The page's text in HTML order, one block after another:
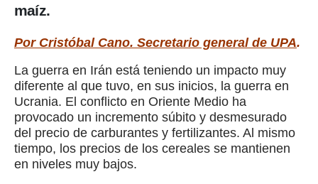
maíz.
Por Cristóbal Cano. Secretario general de UPA.
La guerra en Irán está teniendo un impacto muy
diferente al que tuvo, en sus inicios, la guerra en
Ucrania. El conflicto en Oriente Medio ha
provocado un incremento súbito y desmesurado
del precio de carburantes y fertilizantes. Al mismo
tiempo, los precios de los cereales se mantienen
en niveles muy bajos.